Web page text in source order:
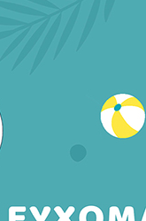
της.
(Κλειστό
5 Ιουνίου